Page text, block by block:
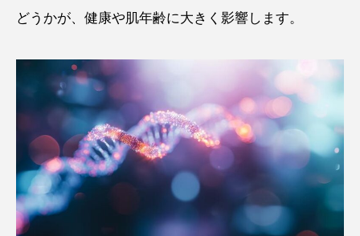
どうかが、健康や肌年齢に大きく影響します。